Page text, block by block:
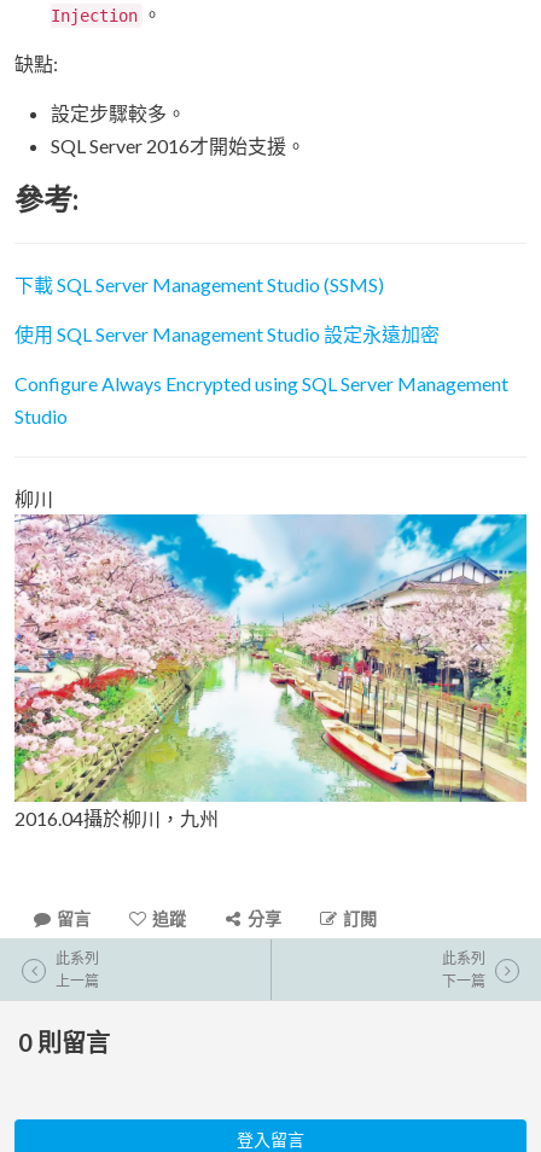
Injection 。
缺點:
設定步驟較多。
SQL Server 2016才開始支援。
參考:
下載 SQL Server Management Studio (SSMS)
使用 SQL Server Management Studio 設定永遠加密
Configure Always Encrypted using SQL Server Management
Studio
柳川
2016.04攝於柳川，九州
留言 追蹤 分享 訂閱
此系列
上一篇
此系列
下一篇
0 則留言
登入留言